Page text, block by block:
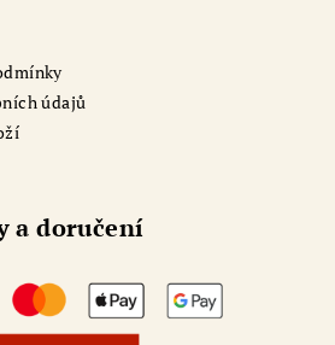
údajů
a doručení